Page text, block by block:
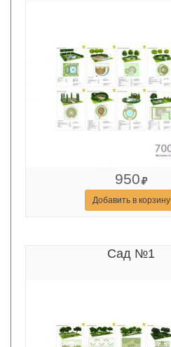
950
Добавить в корзину
Сад №1